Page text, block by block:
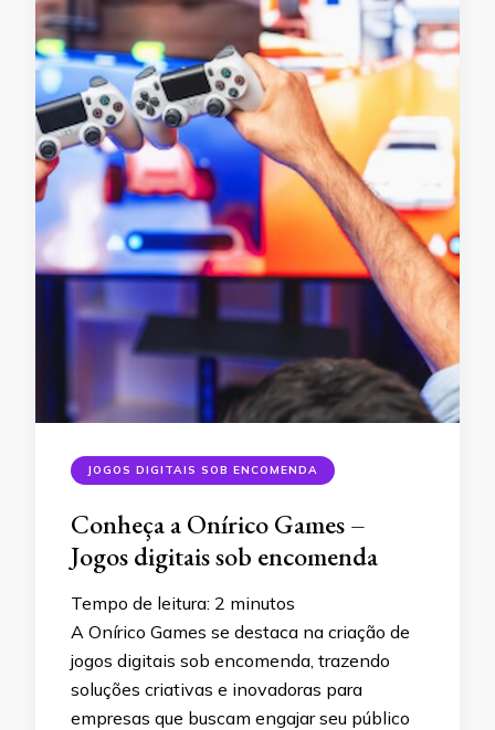
JOGOS DIGITAIS SOB ENCOMENDA
Conheça a Onírico Games –
Jogos digitais sob encomenda
Tempo de leitura: 2 minutos
A Onírico Games se destaca na criação de
jogos digitais sob encomenda, trazendo
soluções criativas e inovadoras para
empresas que buscam engajar seu público